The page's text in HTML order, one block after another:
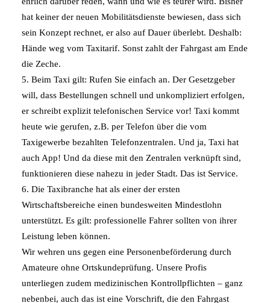
hat keiner der neuen Mobilitätsdienste bewiesen, dass sich
sein Konzept rechnet, er also auf Dauer überlebt. Deshalb:
Hände weg vom Taxitarif. Sonst zahlt der Fahrgast am Ende
die Zeche.
5. Beim Taxi gilt: Rufen Sie einfach an. Der Gesetzgeber
will, dass Bestellungen schnell und unkompliziert erfolgen,
er schreibt explizit telefonischen Service vor! Taxi kommt
heute wie gerufen, z.B. per Telefon über die vom
Taxigewerbe bezahlten Telefonzentralen. Und ja, Taxi hat
auch App! Und da diese mit den Zentralen verknüpft sind,
funktionieren diese nahezu in jeder Stadt. Das ist Service.
6. Die Taxibranche hat als einer der ersten
Wirtschaftsbereiche einen bundesweiten Mindestlohn
unterstützt. Es gilt: professionelle Fahrer sollten von ihrer
Leistung leben können.
Wir wehren uns gegen eine Personenbeförderung durch
Amateure ohne Ortskundeprüfung. Unsere Profis
unterliegen zudem medizinischen Kontrollpflichten – ganz
nebenbei, auch das ist eine Vorschrift, die den Fahrgast